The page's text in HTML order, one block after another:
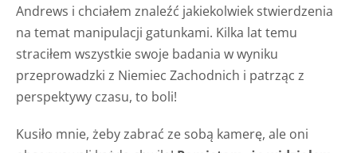
Andrews i chciałem znaleźć jakiekolwiek stwierdzenia
na temat manipulacji gatunkami. Kilka lat temu
straciłem wszystkie swoje badania w wyniku
przeprowadzki z Niemiec Zachodnich i patrząc z
perspektywy czasu, to boli!
Kusiło mnie, żeby zabrać ze sobą kamerę, ale oni